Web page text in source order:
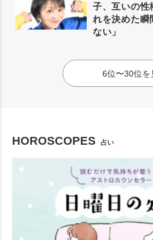
子、互いの性
れを決めた瞬
ない」
6位〜30位を
HOROSCOPES 占い